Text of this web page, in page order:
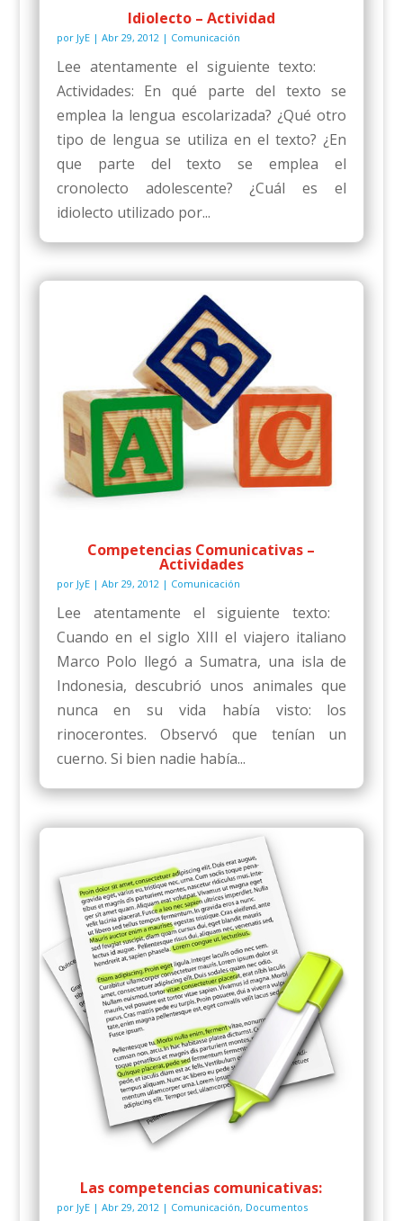
Idiolecto – Actividad
por JyE| Abr 29, 2012 | Comunicación
Lee atentamente el siguiente texto:
Actividades: En qué parte del texto se
emplea la lengua escolarizada? ¿Qué otro
tipo de lengua se utiliza en el texto? ¿En
que parte del texto se emplea el
cronolecto adolescente? ¿Cuál es el
idiolecto utilizado por...
Competencias Comunicativas –
Actividades
por JyE| Abr 29, 2012 | Comunicación
Lee atentamente el siguiente texto:
Cuando en el siglo XIII el viajero italiano
Marco Polo llegó a Sumatra, una isla de
Indonesia, descubrió unos animales que
nunca en su vida había visto: los
rinocerontes. Observó que tenían un
cuerno. Si bien nadie había...
Las competencias comunicativas:
por JyE| Abr 29, 2012 | Comunicación, Documentos